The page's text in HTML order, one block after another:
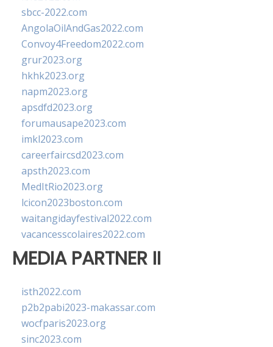
sbcc-2022.com
AngolaOilAndGas2022.com
Convoy4Freedom2022.com
grur2023.org
hkhk2023.org
napm2023.org
apsdfd2023.org
forumausape2023.com
imkl2023.com
careerfaircsd2023.com
apsth2023.com
MedItRio2023.org
lcicon2023boston.com
waitangidayfestival2022.com
vacancesscolaires2022.com
MEDIA PARTNER II
isth2022.com
p2b2pabi2023-makassar.com
wocfparis2023.org
sinc2023.com